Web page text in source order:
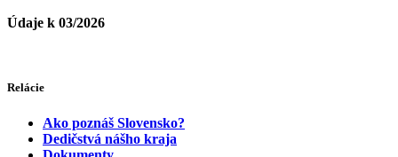
Údaje k 03/2026
Relácie
Ako poznáš Slovensko?
Dedičstvá nášho kraja